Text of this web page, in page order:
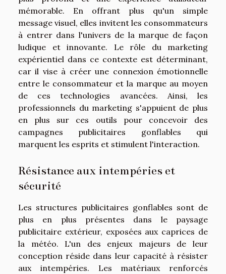
mémorable. En offrant plus qu'un simple
message visuel, elles invitent les consommateurs
à entrer dans l'univers de la marque de façon
ludique et innovante. Le rôle du marketing
expérientiel dans ce contexte est déterminant,
car il vise à créer une connexion émotionnelle
entre le consommateur et la marque au moyen
de ces technologies avancées. Ainsi, les
professionnels du marketing s'appuient de plus
en plus sur ces outils pour concevoir des
campagnes publicitaires gonflables qui
marquent les esprits et stimulent l'interaction.
Résistance aux intempéries et
sécurité
Les structures publicitaires gonflables sont de
plus en plus présentes dans le paysage
publicitaire extérieur, exposées aux caprices de
la météo. L'un des enjeux majeurs de leur
conception réside dans leur capacité à résister
aux intempéries. Les matériaux renforcés